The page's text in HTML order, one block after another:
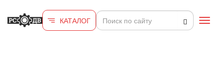
КАТАЛОГ